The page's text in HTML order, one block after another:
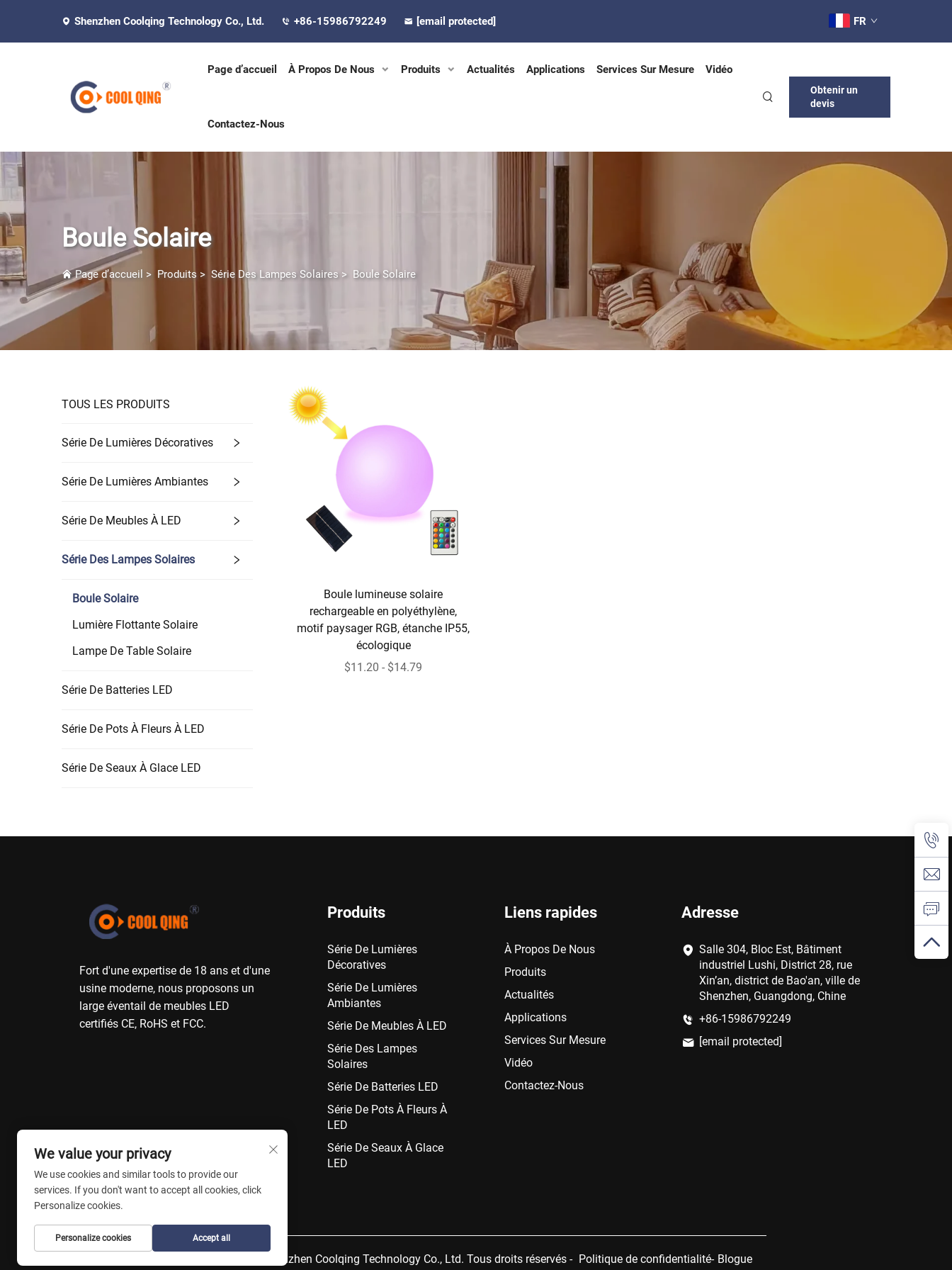
Shenzhen Coolqing Technology Co., Ltd. +86-15986792249 [email protected] FR
Page d’accueil À Propos De Nous Produits Actualités Applications Services Sur Mesure Vidéo
Contactez-Nous
Obtenir un
devis
Boule Solaire
Page d’accueil > Produits > Série Des Lampes Solaires> Boule Solaire
TOUS LES PRODUITS
Série De Lumières Décoratives
Série De Lumières Ambiantes
Série De Meubles À LED
Série Des Lampes Solaires
Boule Solaire
Lumière Flottante Solaire
Lampe De Table Solaire
Série De Batteries LED
Série De Pots À Fleurs À LED
Série De Seaux À Glace LED
Boule lumineuse solaire
rechargeable en polyéthylène,
motif paysager RGB, étanche IP55,
écologique
$11.20 - $14.79
Fort d'une expertise de 18 ans et d'une
usine moderne, nous proposons un
large éventail de meubles LED
certifiés CE, RoHS et FCC.
Produits
Série De Lumières
Décoratives
Série De Lumières
Ambiantes
Série De Meubles À LED
Série Des Lampes
Solaires
Série De Batteries LED
Série De Pots À Fleurs À
LED
Série De Seaux À Glace
LED
Liens rapides
À Propos De Nous
Produits
Actualités
Applications
Services Sur Mesure
Vidéo
Contactez-Nous
Adresse
Salle 304, Bloc Est, Bâtiment
industriel Lushi, District 28, rue
Xin’an, district de Bao'an, ville de
Shenzhen, Guangdong, Chine
+86-15986792249
[email protected]
Copyright © Shenzhen Coolqing Technology Co., Ltd. Tous droits réservés - Politique de confidentialité- Blogue
We value your privacy
We use cookies and similar tools to provide our
services. If you don't want to accept all cookies, click
Personalize cookies.
Personalize cookies Accept all